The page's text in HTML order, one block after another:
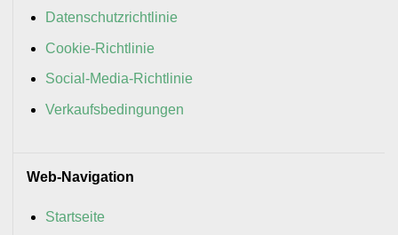
Datenschutzrichtlinie
Cookie-Richtlinie
Social-Media-Richtlinie
Verkaufsbedingungen
Web-Navigation
Startseite